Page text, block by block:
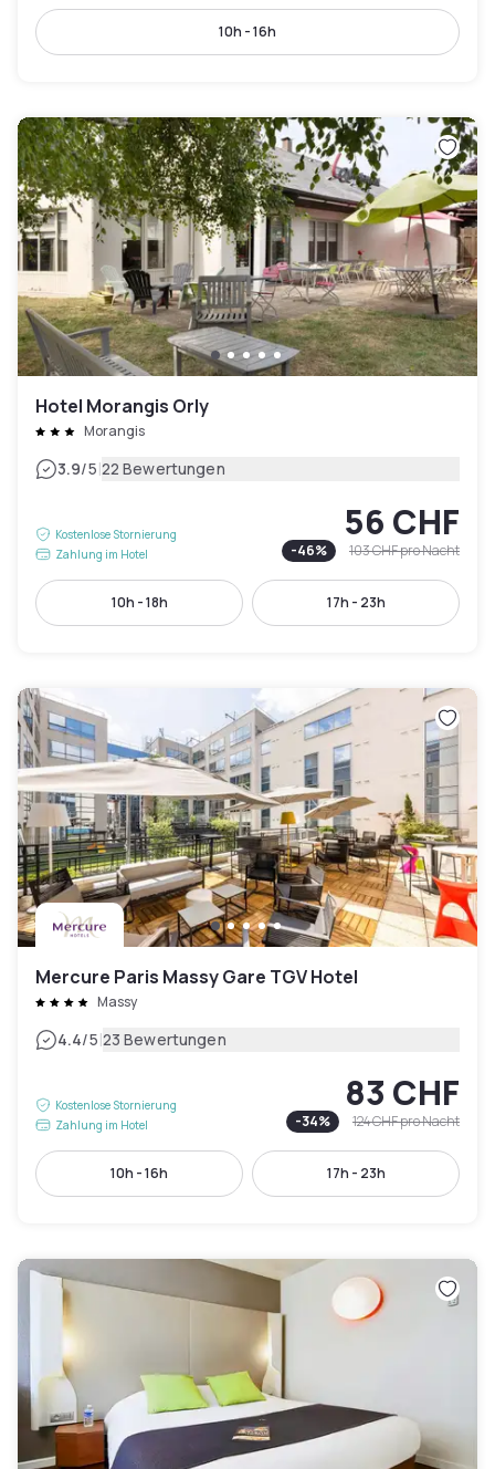
10h - 16h
Hotel Morangis Orly
Morangis
3.9/5|22 Bewertungen
Kostenlose Stornierung
Zahlung im Hotel
56 CHF
-46% 103 CHFpro Nacht
10h - 18h 17h - 23h
Mercure Paris Massy Gare TGV Hotel
Massy
4.4/5|23 Bewertungen
Kostenlose Stornierung
Zahlung im Hotel
83 CHF
-34% 124 CHFpro Nacht
10h - 16h 17h - 23h